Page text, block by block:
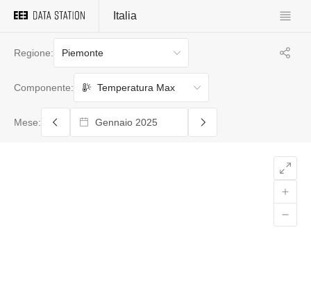
Italia
Regione: Piemonte
Componente: Temperatura Max
Mese: